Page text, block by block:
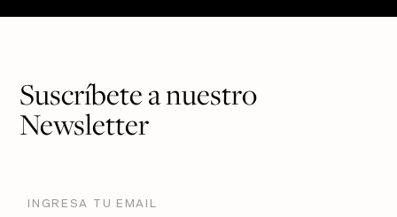
Suscríbete a nuestro
Newsletter